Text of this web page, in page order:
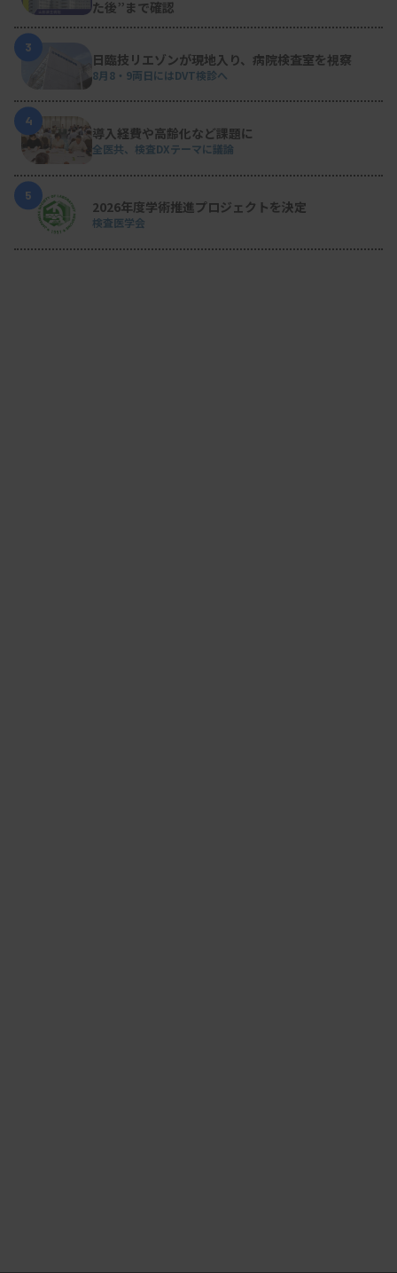
た後”まで確認
3
日臨技リエゾンが現地入り、病院検査室を視察
8月8・9両日にはDVT検診へ
4
導入経費や高齢化など課題に
全医共、検査DXテーマに議論
5
2026年度学術推進プロジェクトを決定
検査医学会